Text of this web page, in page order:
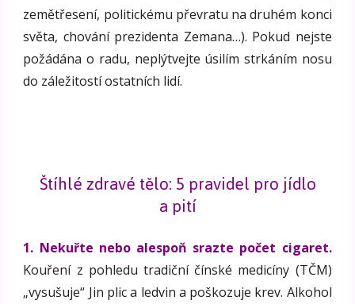
zemětřesení, politickému převratu na druhém konci
světa, chování prezidenta Zemana…). Pokud nejste
požádána o radu, neplýtvejte úsilím strkáním nosu
do záležitostí ostatních lidí.
Štíhlé zdravé tělo: 5 pravidel pro jídlo
a pití
1. Nekuřte nebo alespoň srazte počet cigaret.
Kouření z pohledu tradiční čínské medicíny (TČM)
„vysušuje“ Jin plic a ledvin a poškozuje krev. Alkohol